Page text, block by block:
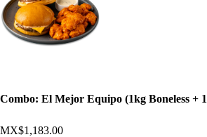
Combo: El Mejor Equipo (1kg Boneless +
MX$1,183.00